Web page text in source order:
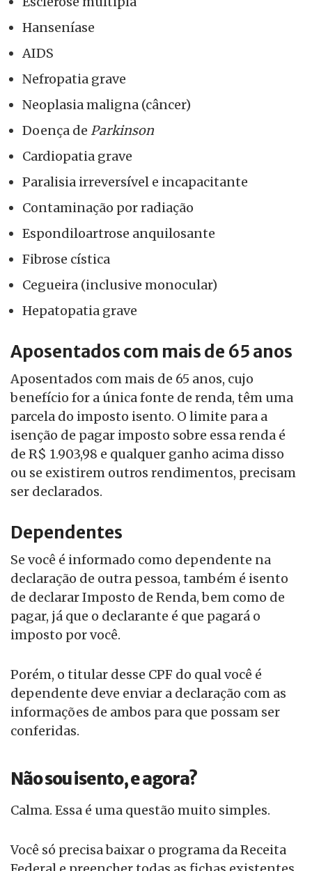
Hanseníase
AIDS
Nefropatia grave
Neoplasia maligna (câncer)
Doença de Parkinson
Cardiopatia grave
Paralisia irreversível e incapacitante
Contaminação por radiação
Espondiloartrose anquilosante
Fibrose cística
Cegueira (inclusive monocular)
Hepatopatia grave
Aposentados com mais de 65 anos
Aposentados com mais de 65 anos, cujo
benefício for a única fonte de renda, têm uma
parcela do imposto isento. O limite para a
isenção de pagar imposto sobre essa renda é
de R$ 1.903,98 e qualquer ganho acima disso
ou se existirem outros rendimentos, precisam
ser declarados.
Dependentes
Se você é informado como dependente na
declaração de outra pessoa, também é isento
de declarar Imposto de Renda, bem como de
pagar, já que o declarante é que pagará o
imposto por você.
Porém, o titular desse CPF do qual você é
dependente deve enviar a declaração com as
informações de ambos para que possam ser
conferidas.
Não sou isento, e agora?
Calma. Essa é uma questão muito simples.
Você só precisa baixar o programa da Receita